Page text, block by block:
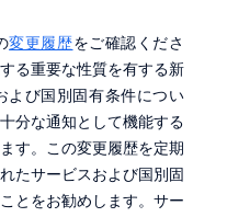
変更履歴をご確認くださ
る重要な性質を有する新
よび国別固有条件につい
分な通知として機能する
す。この変更履歴を定期
たサービスおよび国別固
とをお勧めします。サー